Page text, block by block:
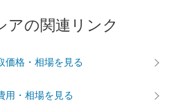
205/65R15 94H
アの関連リンク
価格・相場を見る
用・相場を見る